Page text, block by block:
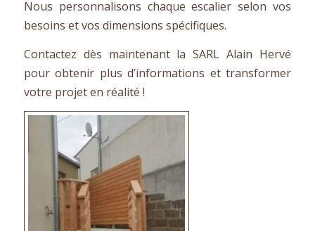
Nous personnalisons chaque escalier selon vos
besoins et vos dimensions spécifiques.
Contactez dès maintenant la SARL Alain Hervé
pour obtenir plus d’informations et transformer
votre projet en réalité !